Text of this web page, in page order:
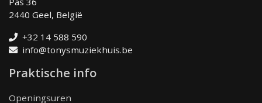
2440 Geel, België
+32 14 588 590
info@tonysmuziekhuis.be
Praktische info
Openingsuren